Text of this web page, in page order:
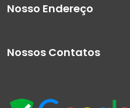
Nosso Endereço
Nossos Contatos